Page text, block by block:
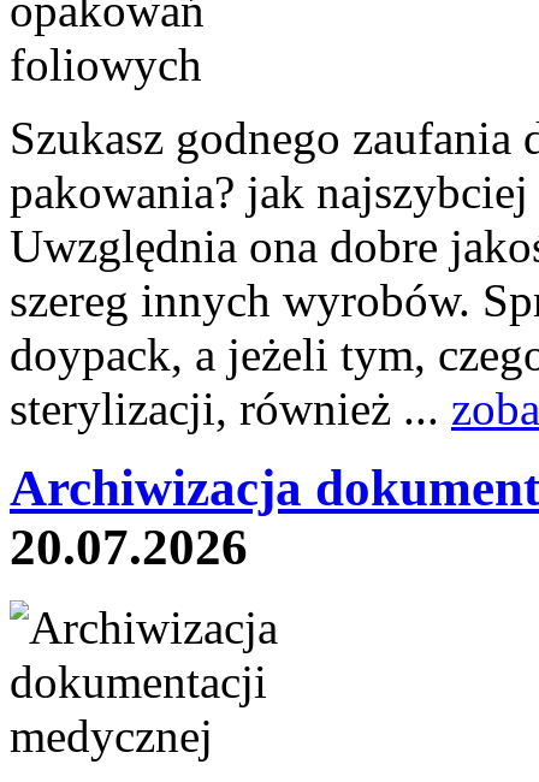
Szukasz godnego
pakowania? jak
Uwzględnia ona dobre
szereg innych wyrobów.
doypack, a jeżeli tym,
sterylizacji, również ...
Archiwizacja
20.07.2026